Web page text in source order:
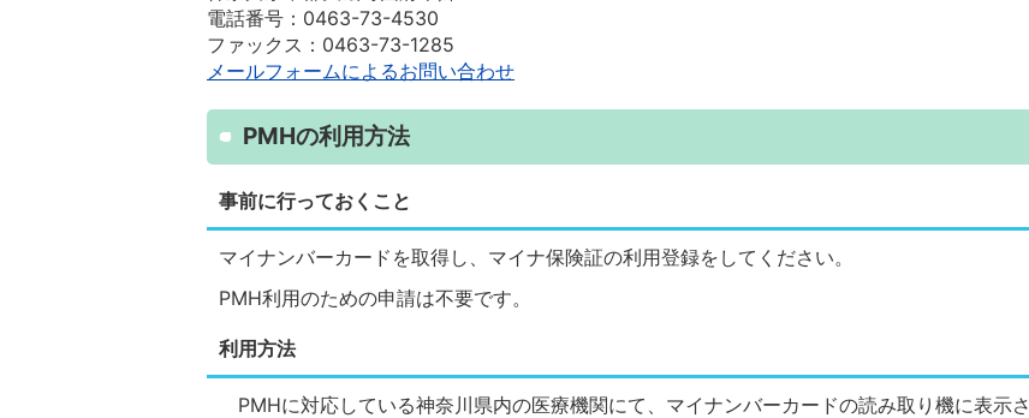
電話番号：0463-73-4530
ファックス：0463-73-1285
メールフォームによるお問い合わせ
PMHの利用方法
事前に行っておくこと
マイナンバーカードを取得し、マイナ保険証の利用登録をしてください。
PMH利用のための申請は不要です。
利用方法
PMHに対応している神奈川県内の医療機関にて、マイナンバーカードの読み取り機に表示さ